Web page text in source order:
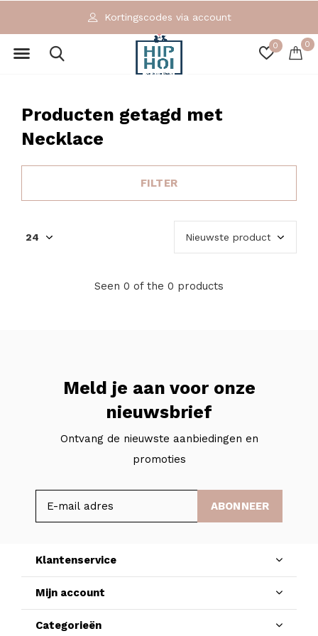
0 0
Kortingscodes via account
Producten getagd met
Necklace
FILTER
Seen 0 of the 0 products
Meld je aan voor onze
nieuwsbrief
Ontvang de nieuwste aanbiedingen en
promoties
ABONNEER
Klantenservice
Mijn account
Categorieën